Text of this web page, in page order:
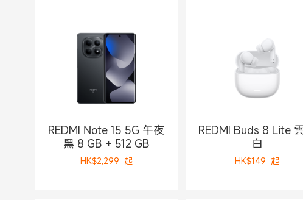
REDMI Note 15 5G 午夜
黑 8 GB + 512 GB
HK$2,299 起
REDMI Buds 8 Lite
白
HK$149 起